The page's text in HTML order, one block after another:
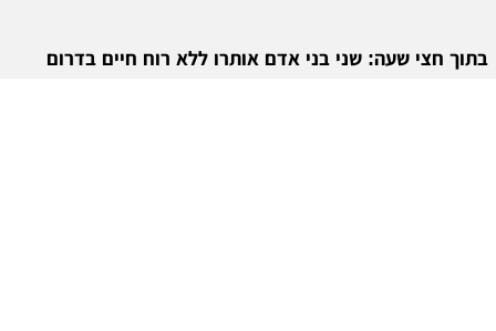
בתוך חצי שעה: שני בני אדם אותרו ללא רוח חיים בדרום